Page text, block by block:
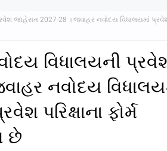
જાહેરાત 2027-28 । જવાહર નવોદય વિધાલયમાં
વિધાલયની
નવોદય
પરિક્ષાના ફોર્મ
છે